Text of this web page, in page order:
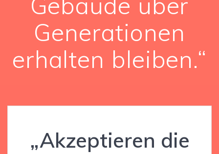
Generationen
erhalten bleiben.“
„Akzeptieren die